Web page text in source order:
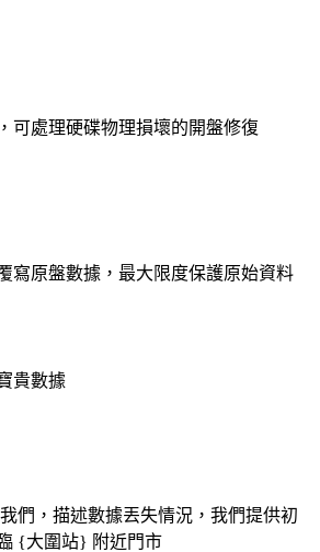
可處理硬碟物理損壞的開盤修復
寫原盤數據，最大限度保護原始資料
貴數據
們，描述數據丟失情況，我們提供初
{大圍站} 附近門市